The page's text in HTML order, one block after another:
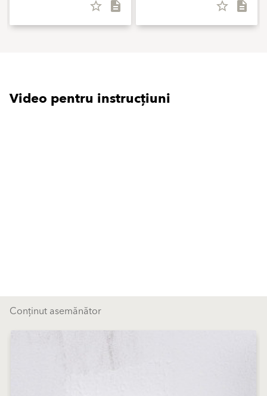
star_border description star_border description
Video pentru instrucțiuni
Conținut asemănător